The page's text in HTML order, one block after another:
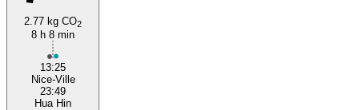
2.77 kg CO2
8 h 8 min
13:25
Nice-Ville
23:49
Hua Hin